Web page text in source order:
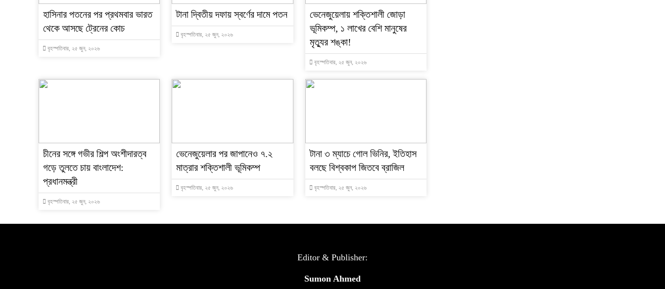
হাসিনার পতনের পর প্রথমবার ভারত
থেকে আসছে ট্রেনের কোচ
বৃহস্পতিবার, ২৫ জুন, ২০২৬
টানা দ্বিতীয় দফায় স্বর্ণের দামে পতন
বৃহস্পতিবার, ২৫ জুন, ২০২৬
ভেনেজুয়েলায় শক্তিশালী জোড়া
ভূমিকম্প, ১ লাখের বেশি মানুষের
মৃত্যুর শঙ্কা!
বৃহস্পতিবার, ২৫ জুন, ২০২৬
চীনের সঙ্গে গভীর শিল্প অংশীদারত্ব
গড়ে তুলতে চায় বাংলাদেশ:
প্রধানমন্ত্রী
বৃহস্পতিবার, ২৫ জুন, ২০২৬
ভেনেজুয়েলার পর জাপানেও ৭.২
মাত্রার শক্তিশালী ভূমিকম্প
বৃহস্পতিবার, ২৫ জুন, ২০২৬
টানা ৩ ম্যাচে গোল ভিনির, ইতিহাস
বলছে বিশ্বকাপ জিতবে ব্রাজিল
বৃহস্পতিবার, ২৫ জুন, ২০২৬
Editor & Publisher:
Sumon Ahmed